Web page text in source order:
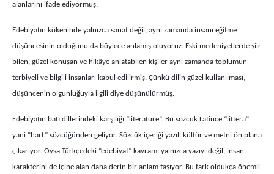
alanlarını ifade ediyormuş.
Edebiyatın kökeninde yalnızca sanat değil, aynı zamanda insanı eğitme
düşüncesinin olduğunu da böylece anlamış oluyoruz. Eski medeniyetlerde şiir
bilen, güzel konuşan ve hikâye anlatabilen kişiler aynı zamanda toplumun
terbiyeli ve bilgili insanları kabul edilirmiş. Çünkü dilin güzel kullanılması,
düşüncenin olgunluğuyla ilgili diye düşünülürmüş.
Edebiyatın batı dillerindeki karşılığı “literature”. Bu sözcük Latince “littera”
yani “harf” sözcüğünden geliyor. Sözcük içeriği yazılı kültür ve metni ön plana
çıkarıyor. Oysa Türkçedeki “edebiyat” kavramı yalnızca yazıyı değil, insan
karakterini de içine alan daha derin bir anlam taşıyor. Bu fark oldukça önemli